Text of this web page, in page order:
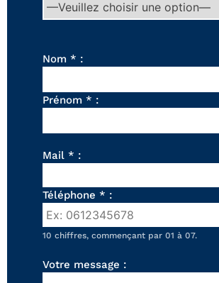
Voir tous les produits et collections
Nom * :
Prénom * :
Mail * :
Téléphone * :
10 chiffres, commençant par 01 à 07.
Votre message :